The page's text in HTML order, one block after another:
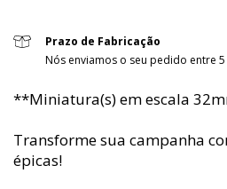
Prazo de Fabricação
Nós enviamos o seu pedido entre 5
**Miniatura(s) em escala
Transforme sua campanha
épicas!